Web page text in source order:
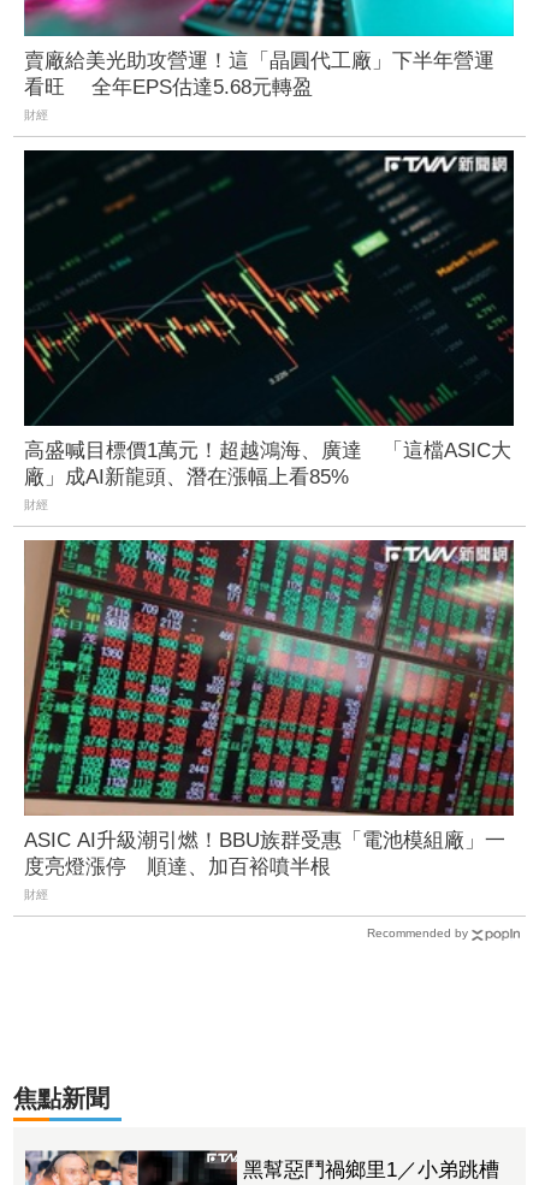
賣廠給美光助攻營運！這「晶圓代工廠」下半年營運
看旺 全年EPS估達5.68元轉盈
財經
高盛喊目標價1萬元！超越鴻海、廣達 「這檔ASIC大
廠」成AI新龍頭、潛在漲幅上看85%
財經
ASIC AI升級潮引燃！BBU族群受惠「電池模組廠」一
度亮燈漲停 順達、加百裕噴半根
財經
Recommended by
焦點新聞
黑幫惡鬥禍鄉里1／小弟跳槽